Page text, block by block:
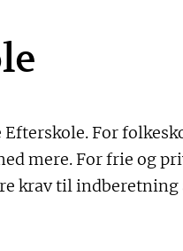
For
mere. For frie og
krav til indberetning